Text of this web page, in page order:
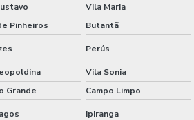
Vila Maria
Pinheiros Butantã
Perús
Vila Sonia
Grande Campo Limpo
Ipiranga